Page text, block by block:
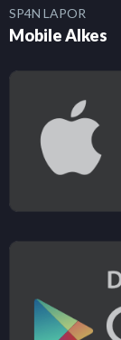
SP4N LAPOR
Mobile Alkes